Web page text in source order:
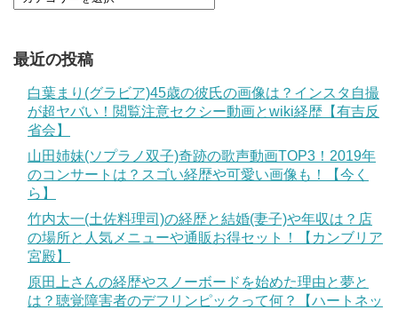
最近の投稿
白葉まり(グラビア)45歳の彼氏の画像は？インスタ自撮
が超ヤバい！閲覧注意セクシー動画とwiki経歴【有吉反
省会】
山田姉妹(ソプラノ双子)奇跡の歌声動画TOP3！2019年
のコンサートは？スゴい経歴や可愛い画像も！【今く
ら】
竹内太一(土佐料理司)の経歴と結婚(妻子)や年収は？店
の場所と人気メニューや通販お得セット！【カンブリア
宮殿】
原田上さんの経歴やスノーボードを始めた理由と夢と
は？聴覚障害者のデフリンピックって何？【ハートネッ